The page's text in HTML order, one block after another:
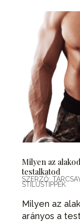
Milyen az
testalkatod
SZERZŐ:
STÍLUSTIPPEK
Milyen az
arányos a